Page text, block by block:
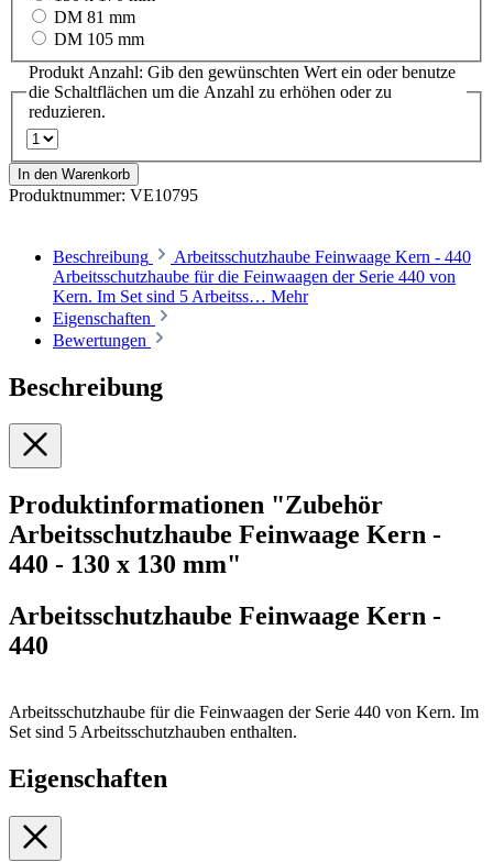
DM 81 mm
DM 105 mm
Produkt Anzahl: Gib den gewünschten Wert ein oder benutze
die Schaltflächen um die Anzahl zu erhöhen oder zu
reduzieren.
In den Warenkorb
Produktnummer: VE10795
Beschreibung
Arbeitsschutzhaube Feinwaage Kern - 440
Arbeitsschutzhaube für die Feinwaagen der Serie 440 von
Kern. Im Set sind 5 Arbeitss… Mehr
Eigenschaften
Bewertungen
Beschreibung
Produktinformationen "Zubehör
Arbeitsschutzhaube Feinwaage Kern -
440 - 130 x 130 mm"
Arbeitsschutzhaube Feinwaage Kern -
440
Arbeitsschutzhaube für die Feinwaagen der Serie 440 von Kern. Im
Set sind 5 Arbeitsschutzhauben enthalten.
Eigenschaften